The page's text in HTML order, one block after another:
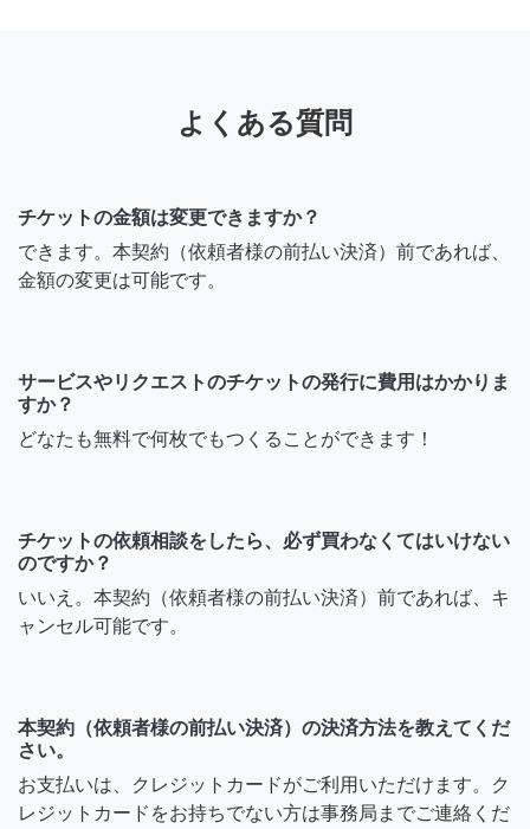
よくある質問
チケットの金額は変更できますか？
できます。本契約（依頼者様の前払い決済）前であれば、
金額の変更は可能です。
サービスやリクエストのチケットの発行に費用はかかりま
すか？
どなたも無料で何枚でもつくることができます！
チケットの依頼相談をしたら、必ず買わなくてはいけない
のですか？
いいえ。本契約（依頼者様の前払い決済）前であれば、キ
ャンセル可能です。
本契約（依頼者様の前払い決済）の決済方法を教えてくだ
さい。
お支払いは、クレジットカードがご利用いただけます。ク
レジットカードをお持ちでない方は事務局までご連絡くだ